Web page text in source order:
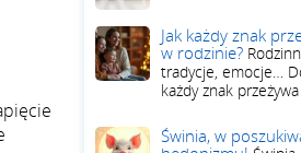
Jak każdy znak
w rodzinie?
tradycje, emocje…
każdy znak
Świnia, w